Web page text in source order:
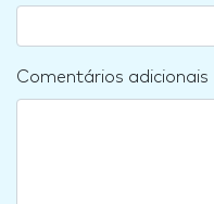
Comentários adicionais